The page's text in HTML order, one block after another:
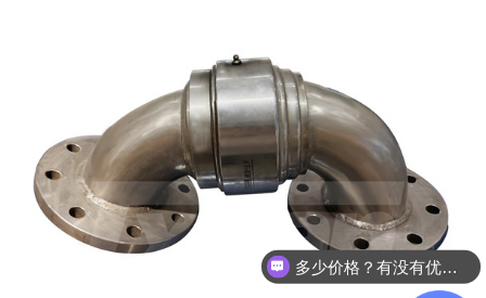
可以介绍下运用案例么？
多少价格？有没有优惠？